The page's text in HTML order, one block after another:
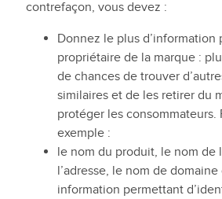
contrefaçon, vous devez :
Donnez le plus d’information
propriétaire de la marque :
de chances de trouver
similaires et de les retirer du
protéger les consommateurs.
exemple :
le nom du produit, le nom de
l’adresse, le nom de
information permettant